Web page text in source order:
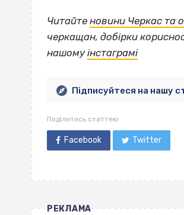
Читайте новини Черкас та
черкащан, добірки
нашомуінстаграмі
Підписуйтеся на нашу
Поділитись статтею
Facebook Twitter
РЕКЛАМА